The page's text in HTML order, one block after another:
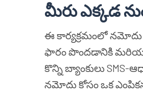
మీరు ఎక్కడ
ఈ కార్యక్రమంలో నమోదు
ఫారం పొందడానికి మరియు
కొన్ని బ్యాంకులు
నమోదు కోసం ఒక